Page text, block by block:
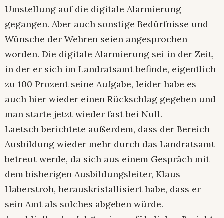
Umstellung auf die digitale Alarmierung
gegangen. Aber auch sonstige Bedürfnisse und
Wünsche der Wehren seien angesprochen
worden. Die digitale Alarmierung sei in der Zeit,
in der er sich im Landratsamt befinde, eigentlich
zu 100 Prozent seine Aufgabe, leider habe es
auch hier wieder einen Rückschlag gegeben und
man starte jetzt wieder fast bei Null.
Laetsch berichtete außerdem, dass der Bereich
Ausbildung wieder mehr durch das Landratsamt
betreut werde, da sich aus einem Gespräch mit
dem bisherigen Ausbildungsleiter, Klaus
Haberstroh, herauskristallisiert habe, dass er
sein Amt als solches abgeben würde.